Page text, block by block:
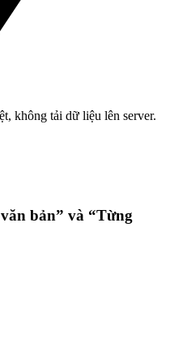
không tải dữ liệu lên server.
bản” và “Từng